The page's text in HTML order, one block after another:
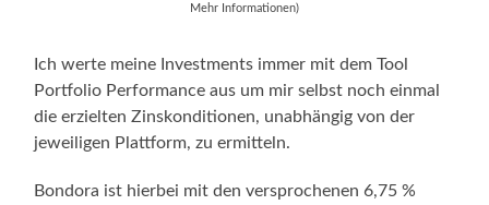
Mehr Informationen)
Ich werte meine Investments immer mit dem Tool
Portfolio Performance aus um mir selbst noch einmal
die erzielten Zinskonditionen, unabhängig von der
jeweiligen Plattform, zu ermitteln.
Bondora ist hierbei mit den versprochenen 6,75 %